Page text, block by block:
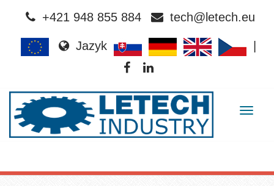
+421 948 855 884 tech@letech.eu
Jazyk